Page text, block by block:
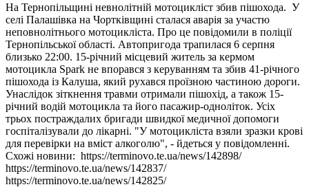
На Тернопільщині невнолітній мотоцикліст збив пішохода. У
селі Палашівка на Чортківщині сталася аварія за участю
неповнолітнього мотоцикліста. Про це повідомили в поліції
Тернопільської області. Автопригода трапилася 6 серпня
близько 22:00. 15-річний місцевий житель за кермом
мотоцикла Spark не впорався з керуванням та збив 41-річного
пішохода із Калуша, який рухався проїзною частиною дороги.
Унаслідок зіткнення травми отримали пішохід, а також 15-
річний водій мотоцикла та його пасажир-одноліток. Усіх
трьох постраждалих бригади швидкої медичної допомоги
госпіталізували до лікарні. "У мотоцикліста взяли зразки крові
для перевірки на вміст алкоголю", - йдеться у повідомленні.
Схожі новини: https://terminovo.te.ua/news/142898/
https://terminovo.te.ua/news/142837/
https://terminovo.te.ua/news/142825/